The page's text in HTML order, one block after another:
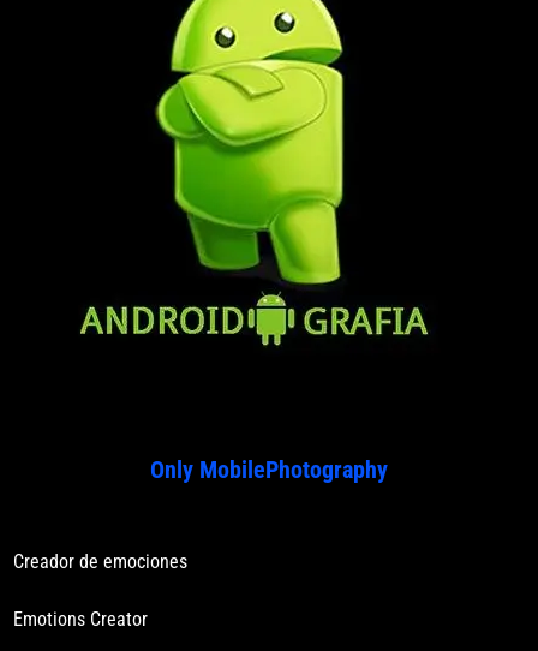
Only MobilePhotography
Creador de emociones
Emotions Creator